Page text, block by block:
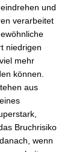
und
verarbeitet
niedrigen
mehr
können.
aus
Bruchrisiko
wenn